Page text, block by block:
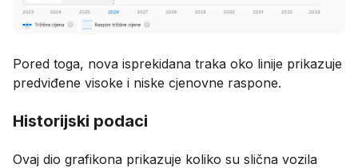
Pored toga, nova isprekidana traka oko linije prikazuje
predviđene visoke i niske cjenovne raspone.
Historijski podaci
Ovaj dio grafikona prikazuje koliko su slična vozila